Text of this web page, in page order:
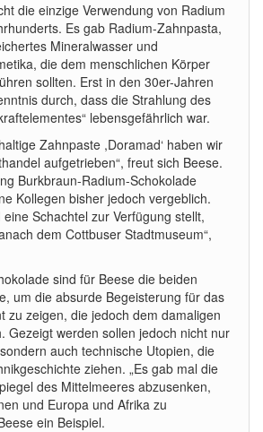
die einzige Verwendung von Radium
Es gab Radium-Zahnpasta,
Mineralwasser und
die dem menschlichen Körper
sollten. Erst in den 30er-Jahren
durch, dass die Strahlung des
lebensgefährlich war.
Zahnpaste ,Doramad‘ haben wir
aufgetrieben“, freut sich Beese.
Burkbraun-Radium-Schokolade
Kollegen bisher jedoch vergeblich.
Schachtel zur Verfügung stellt,
dem Cottbuser Stadtmuseum“,
sind für Beese die beiden
um die absurde Begeisterung für das
zu zeigen, die jedoch dem damaligen
Gezeigt werden sollen jedoch nicht nur
auch technische Utopien, die
ziehen. „Es gab mal die
des Mittelmeeres abzusenken,
und Europa und Afrika zu
ein Beispiel.